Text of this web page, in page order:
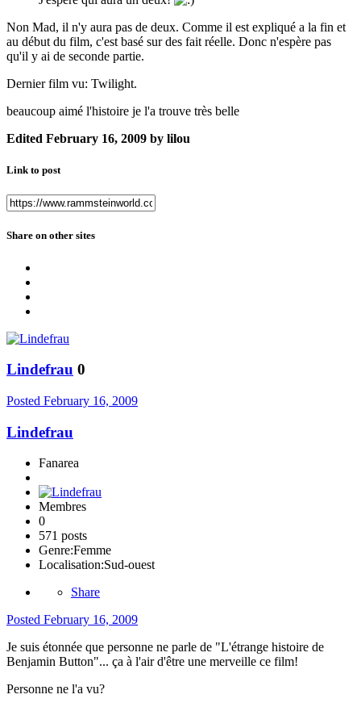
Non Mad, il n'y aura pas de deux. Comme il est expliqué a la fin et
au début du film, c'est basé sur des fait réelle. Donc n'espère pas
qu'il y ai de seconde partie.
Dernier film vu: Twilight.
beaucoup aimé l'histoire je l'a trouve très belle
Edited February 16, 2009 by lilou
Link to post
Share on other sites
Lindefrau 0
Posted February 16, 2009
Lindefrau
Fanarea
Membres
0
571 posts
Genre:Femme
Localisation:Sud-ouest
Share
Posted February 16, 2009
Je suis étonnée que personne ne parle de "L'étrange histoire de
Benjamin Button"... ça à l'air d'être une merveille ce film!
Personne ne l'a vu?